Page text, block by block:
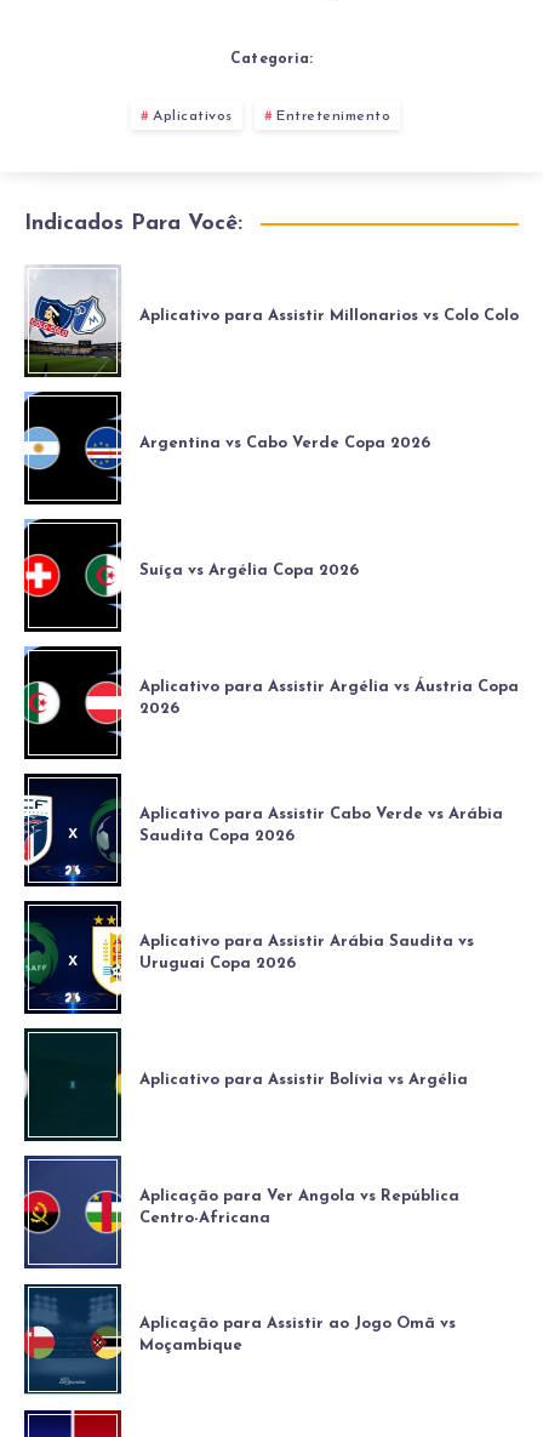
Categoria:
Aplicativos Entretenimento
Indicados Para Você:
Aplicativo para Assistir Millonarios vs Colo Colo
Argentina vs Cabo Verde Copa 2026
Suíça vs Argélia Copa 2026
Aplicativo para Assistir Argélia vs Áustria Copa
2026
Aplicativo para Assistir Cabo Verde vs Arábia
Saudita Copa 2026
Aplicativo para Assistir Arábia Saudita vs
Uruguai Copa 2026
Aplicativo para Assistir Bolívia vs Argélia
Aplicação para Ver Angola vs República
Centro-Africana
Aplicação para Assistir ao Jogo Omã vs
Moçambique